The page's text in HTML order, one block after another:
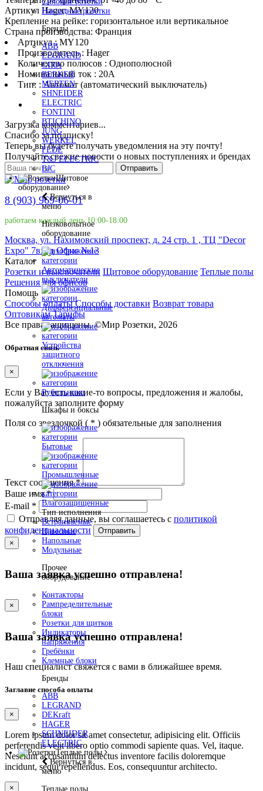
Накладные розетки
Бренды
ABB
LEGRAND
GIRA
BERKER
MERTEN
SHNEIDER
ELECTRIC
FONTINI
BTICHINO
JUNG
WERKEL
FEDE
T&J ELECTRIC
BJC
Щитовое
оборудование
Вернуться в
меню
Низковольтное
оборудование
Автоматические
выключатели
Дифференциальные
автоматы
Устройства
защитного
отключения
Рубильники
Шкафы и боксы
Бытовые
Промышленные
Влагозащищенные
Тип исполнения
Встраиваемые
Навесные
Напольные
Модульные
Прочее
оборудование
Контакторы
Рампределительные
блоки
Розетки для щитков
Индикаторы
напряжения
Гребёнки
Клемные блоки
Бренды
ABB
LEGRAND
DEKraft
HAGER
SCHNEIDER
ELECTRIC
Теплые полы
Вернуться в
меню
Теплые полы
Артикул Hager: MY120
Крепление на рейке: горизонтальное или вертикальное
Страна производства: Франция
Артикул : MY120
Производитель : Hager
Количество полюсов : Однополюсной
Номинальный ток : 20A
Тип: : Автомат (автоматический выключатель)
Загрузка комментариев...
Спасибо за подписку!
Теперь вы будете получать уведомления на эту почту!
Получайте свежие новости о новых поступлениях и брендах
Отправить
8 (903) 969-06-01
работаем каждый день 10:00-18:00
Москва, ул. Нахимовский проспект, д. 24 стр. 1 , ТЦ "Decor
Expo" 7вход Офис №13
Каталог
Розетки и выключатели Щитовое оборудование Теплые полы
Решения для офисов
Помощь
Способы оплаты Способы доставки Возврат товара
Оптовикам Тарифы
Все права защищены.©Мир Розетки, 2026
Обратная связь
×
Если у Вас есть какие-то вопросы, предложения и жалобы,
пожалуйста заполните форму
Поля со звездочкой ( * ) обязательные для заполнения
Текст сообщения*
Ваше имя*
E-mail *
Отправляя данные, вы соглашаетесь с политикой
конфиденциальности
Отправить
×
Ваша заявка успешно отправлена!
×
Ваша заявка успешно отправлена!
Наш специалист свяжется с вами в ближайшее время.
Заглавие способа оплаты
×
Lorem ipsum dolor sit amet consectetur, adipisicing elit. Officiis
perferendis velit libero optio commodi sapiente quas. Vel, itaque.
Nesciunt accusantium delectus inventore facilis doloremque
incidunt, sequi repellendus. Eos, consequuntur architecto.
×